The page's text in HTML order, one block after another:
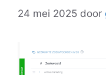
24 mei 2025 door